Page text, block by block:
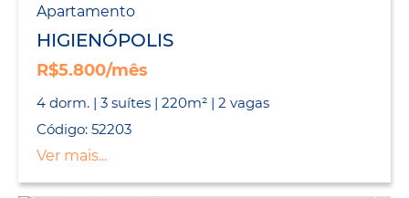
Apartamento
HIGIENÓPOLIS
R$5.800/mês
4 dorm. | 3 suítes | 220m² | 2 vagas
Código: 52203
Ver mais...